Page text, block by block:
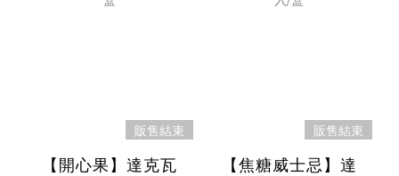
販售結束
【開心果】達克瓦
販售結束
【焦糖威士忌】達